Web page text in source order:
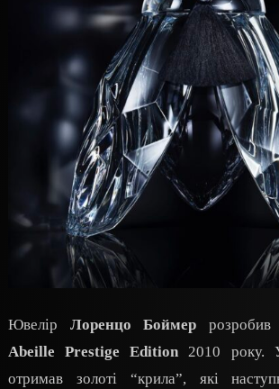
Ювелір Лоренцо Боймер розробив
Abeille Prestige Edition 2010 року.
отримав золоті “крила”, які